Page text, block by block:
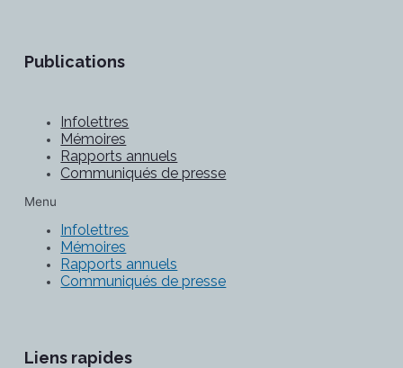
Publications
Infolettres
Mémoires
Rapports annuels
Communiqués de presse
Menu
Infolettres
Mémoires
Rapports annuels
Communiqués de presse
Liens rapides